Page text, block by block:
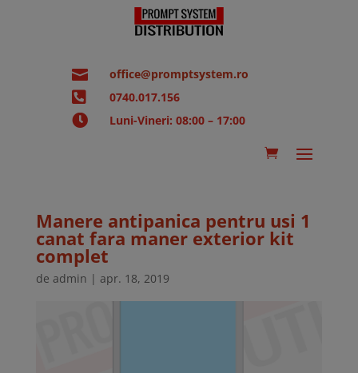
 office@promptsystem.ro
 0740.017.156
 Luni-Vineri: 08:00 – 17:00
Manere antipanica pentru usi 1
canat fara maner exterior kit
complet
de admin | apr. 18, 2019